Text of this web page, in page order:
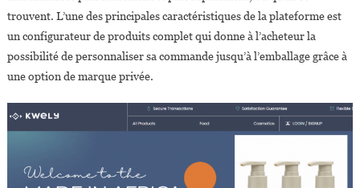
trouvent. L’une des principales caractéristiques de la plateforme est
un configurateur de produits complet qui donne à l’acheteur la
possibilité de personnaliser sa commande jusqu’à l’emballage grâce à
une option de marque privée.